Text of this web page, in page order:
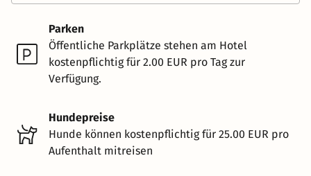
Parken
Öffentliche Parkplätze stehen am Hotel
kostenpflichtig für 2.00 EUR pro Tag zur
Verfügung.
Hundepreise
Hunde können kostenpflichtig für 25.00 EUR pro
Aufenthalt mitreisen